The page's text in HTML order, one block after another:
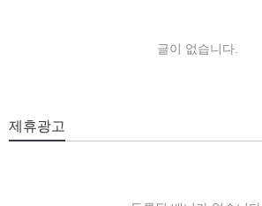
글이 없습니다.
제휴광고